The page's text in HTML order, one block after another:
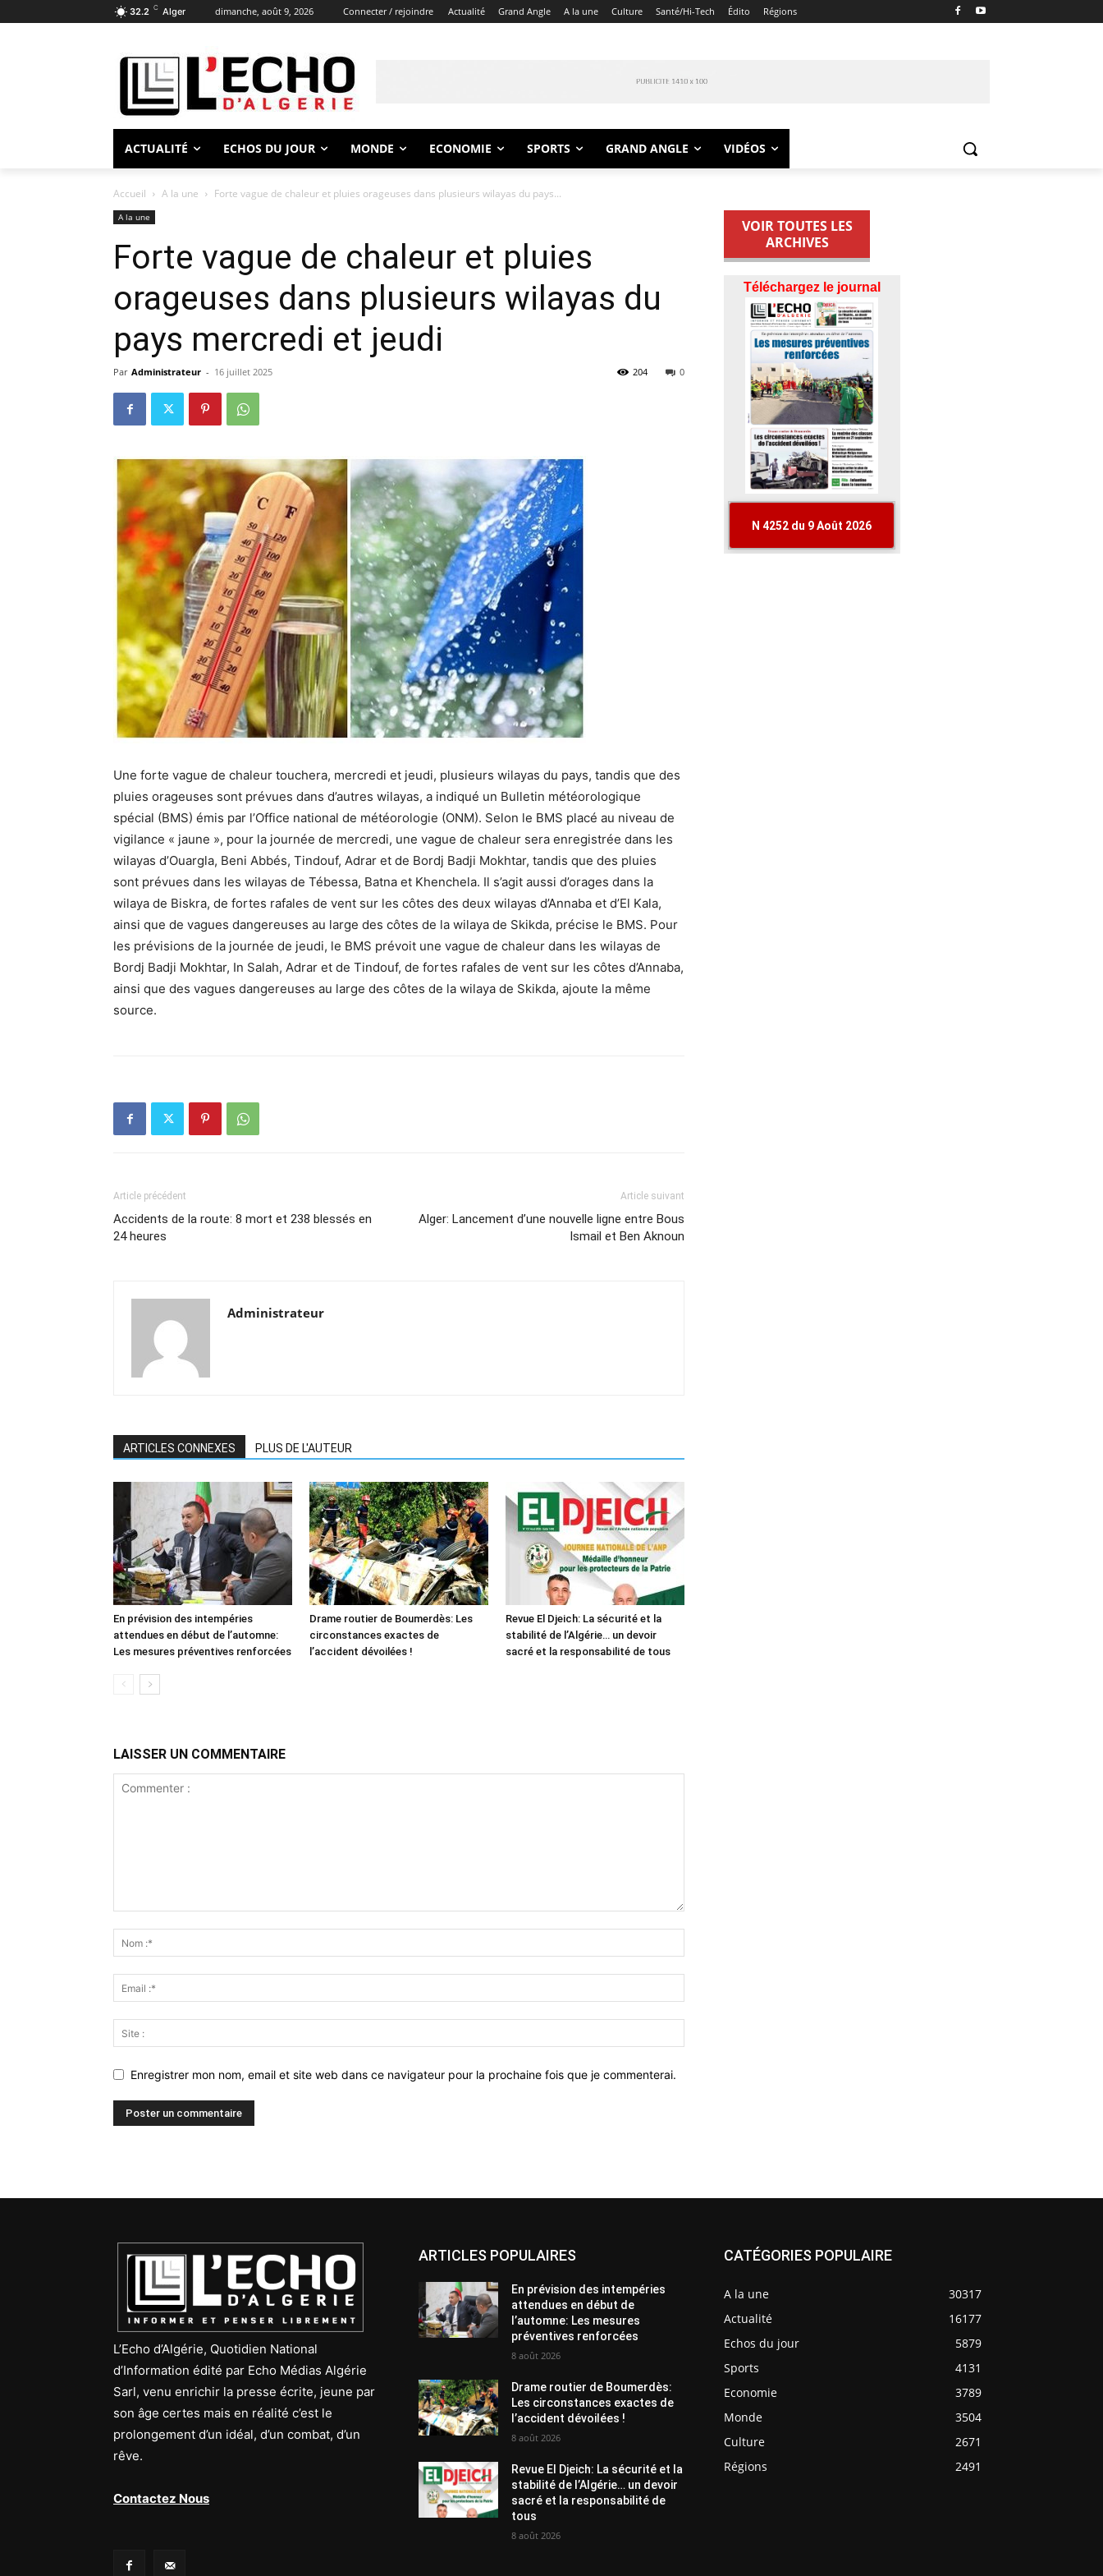
32.2 C Alger dimanche, août 9, 2026 Connecter / rejoindre Actualité Grand Angle A la une Culture Santé/Hi-Tech Édito Régions
ACTUALITÉ ECHOS DU JOUR MONDE ECONOMIE SPORTS GRAND ANGLE VIDÉOS
Accueil A la une Forte vague de chaleur et pluies orageuses dans plusieurs wilayas du pays...
A la une
Forte vague de chaleur et pluies
orageuses dans plusieurs wilayas du
pays mercredi et jeudi
Par Administrateur - 16 juillet 2025 0
204
Une forte vague de chaleur touchera, mercredi et jeudi, plusieurs wilayas du pays, tandis que des
pluies orageuses sont prévues dans d’autres wilayas, a indiqué un Bulletin météorologique
spécial (BMS) émis par l’Office national de météorologie (ONM). Selon le BMS placé au niveau de
vigilance « jaune », pour la journée de mercredi, une vague de chaleur sera enregistrée dans les
wilayas d’Ouargla, Beni Abbés, Tindouf, Adrar et de Bordj Badji Mokhtar, tandis que des pluies
sont prévues dans les wilayas de Tébessa, Batna et Khenchela. Il s’agit aussi d’orages dans la
wilaya de Biskra, de fortes rafales de vent sur les côtes des deux wilayas d’Annaba et d’El Kala,
ainsi que de vagues dangereuses au large des côtes de la wilaya de Skikda, précise le BMS. Pour
les prévisions de la journée de jeudi, le BMS prévoit une vague de chaleur dans les wilayas de
Bordj Badji Mokhtar, In Salah, Adrar et de Tindouf, de fortes rafales de vent sur les côtes d’Annaba,
ainsi que des vagues dangereuses au large des côtes de la wilaya de Skikda, ajoute la même
source.
Article précédent
Accidents de la route: 8 mort et 238 blessés en
24 heures
Article suivant
Alger: Lancement d’une nouvelle ligne entre Bous
Ismail et Ben Aknoun
Administrateur
ARTICLES CONNEXES PLUS DE L'AUTEUR
En prévision des intempéries
attendues en début de l’automne:
Les mesures préventives renforcées
Drame routier de Boumerdès: Les
circonstances exactes de
l’accident dévoilées !
Revue El Djeich: La sécurité et la
stabilité de l’Algérie… un devoir
sacré et la responsabilité de tous
LAISSER UN COMMENTAIRE
Enregistrer mon nom, email et site web dans ce navigateur pour la prochaine fois que je commenterai.
VOIR TOUTES LES
ARCHIVES
L’Echo d’Algérie, Quotidien National
d’Information édité par Echo Médias Algérie
Sarl, venu enrichir la presse écrite, jeune par
son âge certes mais en réalité c’est le
prolongement d’un idéal, d’un combat, d’un
rêve.
Contactez Nous
ARTICLES POPULAIRES
En prévision des intempéries
attendues en début de
l’automne: Les mesures
préventives renforcées
8 août 2026
Drame routier de Boumerdès:
Les circonstances exactes de
l’accident dévoilées !
8 août 2026
Revue El Djeich: La sécurité et la
stabilité de l’Algérie… un devoir
sacré et la responsabilité de
tous
8 août 2026
CATÉGORIES POPULAIRE
A la une
30317
Actualité
16177
Echos du jour
5879
Sports
4131
Economie
3789
Monde
3504
Culture
2671
Régions
2491